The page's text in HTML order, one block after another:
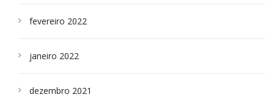
fevereiro 2022
janeiro 2022
dezembro 2021